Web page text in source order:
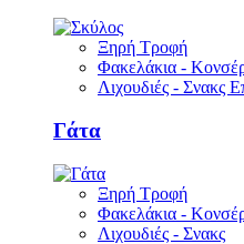
Ξηρή Τροφή
Φακελάκια -
Λιχουδιές - Σνακς
Γάτα
Ξηρή Τροφή
Φακελάκια -
Λιχουδιές - Σνακς